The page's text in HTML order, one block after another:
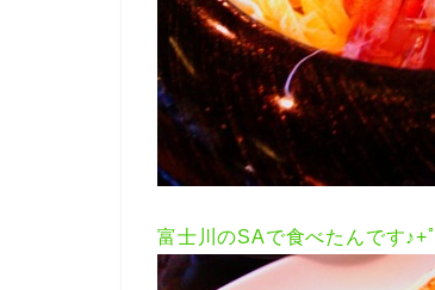
富士川のSAで食べたんです♪+ﾟ